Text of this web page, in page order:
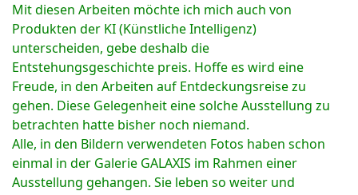
Mit diesen Arbeiten möchte ich mich auch von
Produkten der KI (Künstliche Intelligenz)
unterscheiden, gebe deshalb die
Entstehungsgeschichte preis. Hoffe es wird eine
Freude, in den Arbeiten auf Entdeckungsreise zu
gehen. Diese Gelegenheit eine solche Ausstellung zu
betrachten hatte bisher noch niemand.
Alle, in den Bildern verwendeten Fotos haben schon
einmal in der Galerie GALAXIS im Rahmen einer
Ausstellung gehangen. Sie leben so weiter und